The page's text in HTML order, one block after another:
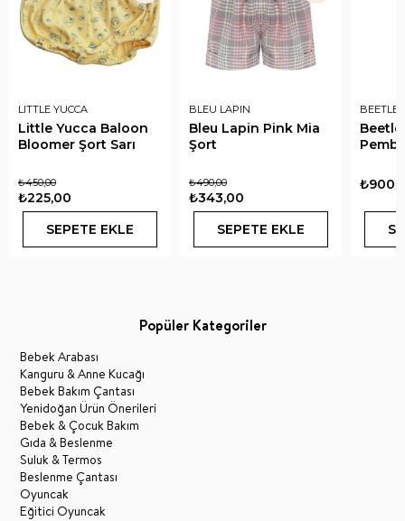
LITTLE YUCCA
Little Yucca Baloon
Bloomer Şort Sarı
₺225,00
₺450,00
SEPETE EKLE
BLEU LAPIN
Bleu Lapin Pink Mia
Şort
₺343,00
₺490,00
SEPETE EKLE
BEETLE
Popüler Kategoriler
Bebek Arabası
Kanguru & Anne Kucağı
Bebek Bakım Çantası
Yenidoğan Ürün Önerileri
Bebek & Çocuk Bakım
Gıda & Beslenme
Suluk & Termos
Beslenme Çantası
Oyuncak
Eğitici Oyuncak